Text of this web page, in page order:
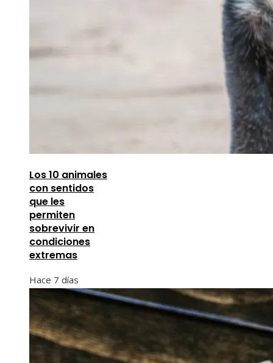
Los 10 animales
con sentidos
que les
permiten
sobrevivir en
condiciones
extremas
Hace 7 días